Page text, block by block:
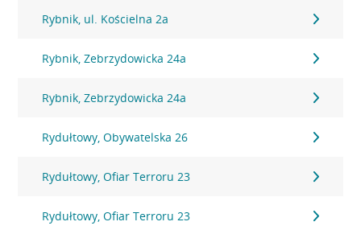
Rybnik, ul. Kościelna 2a
Rybnik, Zebrzydowicka 24a
Rybnik, Zebrzydowicka 24a
Rydułtowy, Obywatelska 26
Rydułtowy, Ofiar Terroru 23
Rydułtowy, Ofiar Terroru 23